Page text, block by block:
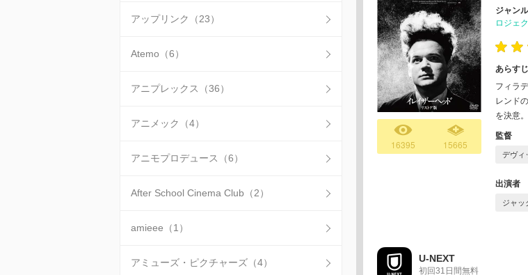
アップリンク（23）
Atemo（6）
アニプレックス（36）
アニメック（4）
アニモプロデュース（6）
After School Cinema Club（2）
amieee（1）
アミューズ・ピクチャーズ（4）
16395 15665
ジャン
ロジェ
あらすじ
フィラ
レンド
を決意
監督
デヴィ
出演者
ジャッ
U-NEXT
初回31日間無料